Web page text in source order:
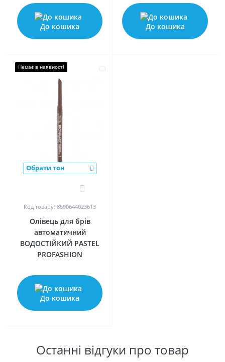
До кошика До кошика
Немає в наявності
Обрати тон
Код товару: 8690644023613
Олівець для брів
автоматичний
ВОДОСТІЙКИЙ PASTEL
PROFASHION
До кошика
Останні відгуки про товар